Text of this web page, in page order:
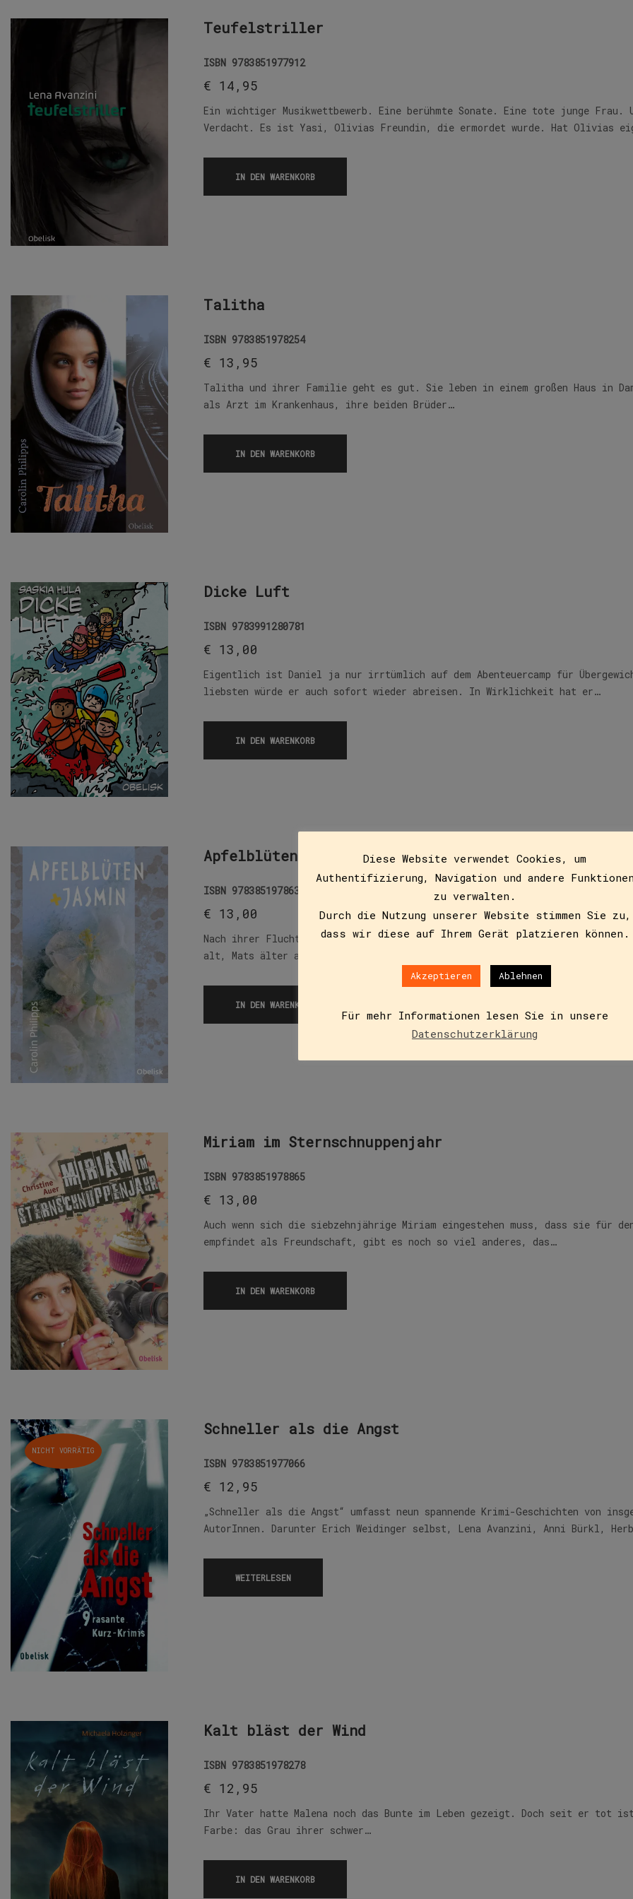
Teufelstriller
ISBN 9783851977912
€ 14,95
Ein wichtiger Musikwettbewerb. Eine berühmte Sonate. Eine tote junge Frau.
Verdacht. Es ist Yasi, Olivias Freundin, die ermordet wurde. Hat Olivias
IN DEN WARENKORB
Talitha
ISBN 9783851978254
€ 13,95
Talitha und ihrer Familie geht es gut. Sie leben in einem großen Haus in
als Arzt im Krankenhaus, ihre beiden Brüder…
IN DEN WARENKORB
Dicke Luft
ISBN 9783991280781
€ 13,00
Eigentlich ist Daniel ja nur irrtümlich auf dem Abenteuercamp für
liebsten würde er auch sofort wieder abreisen. In Wirklichkeit hat er…
IN DEN WARENKORB
Apfelblüten und Jasmin
ISBN 9783851978636
€ 13,00
Nach ihrer Flucht aus Damaskus wird Talitha in einer deutschen Familie
alt, Mats älter als sie. Die Eltern stehen Talitha offen…
IN DEN WARENKORB
Miriam im Sternschnuppenjahr
ISBN 9783851978865
€ 13,00
Auch wenn sich die siebzehnjährige Miriam eingestehen muss, dass sie für den
empfindet als Freundschaft, gibt es noch so viel anderes, das…
IN DEN WARENKORB
NICHT VORRÄTIG
Schneller als die Angst
ISBN 9783851977066
€ 12,95
„Schneller als die Angst“ umfasst neun spannende Krimi-Geschichten von
AutorInnen. Darunter Erich Weidinger selbst, Lena Avanzini, Anni Bürkl,
WEITERLESEN
Kalt bläst der Wind
ISBN 9783851978278
€ 12,95
Ihr Vater hatte Malena noch das Bunte im Leben gezeigt. Doch seit er tot
Farbe: das Grau ihrer schwer…
IN DEN WARENKORB
Diese Website verwendet Cookies, um
Authentifizierung, Navigation und andere Funktionen
zu verwalten.
Durch die Nutzung unserer Website stimmen Sie zu,
dass wir diese auf Ihrem Gerät platzieren können.
Akzeptieren Ablehnen
Für mehr Informationen lesen Sie in unsere
Datenschutzerklärung